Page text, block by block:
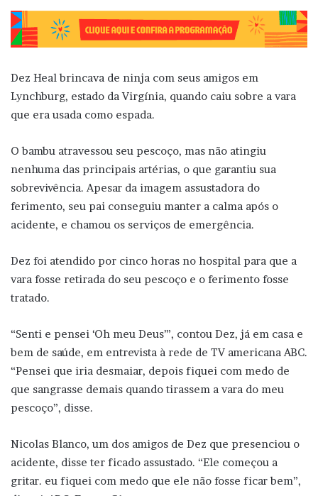
Dez Heal brincava de ninja com seus amigos em
Lynchburg, estado da Virgínia, quando caiu sobre a vara
que era usada como espada.
O bambu atravessou seu pescoço, mas não atingiu
nenhuma das principais artérias, o que garantiu sua
sobrevivência. Apesar da imagem assustadora do
ferimento, seu pai conseguiu manter a calma após o
acidente, e chamou os serviços de emergência.
Dez foi atendido por cinco horas no hospital para que a
vara fosse retirada do seu pescoço e o ferimento fosse
tratado.
“Senti e pensei ‘Oh meu Deus’”, contou Dez, já em casa e
bem de saúde, em entrevista à rede de TV americana ABC.
“Pensei que iria desmaiar, depois fiquei com medo de
que sangrasse demais quando tirassem a vara do meu
pescoço”, disse.
Nicolas Blanco, um dos amigos de Dez que presenciou o
acidente, disse ter ficado assustado. “Ele começou a
gritar. eu fiquei com medo que ele não fosse ficar bem”,